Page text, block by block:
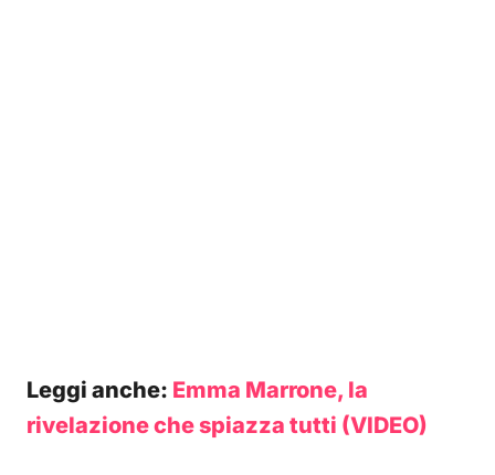
Leggi anche: Emma Marrone, la
rivelazione che spiazza tutti (VIDEO)